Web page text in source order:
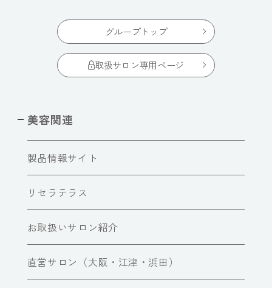
グループトップ
取扱サロン専用ページ
美容関連
製品情報サイト
リセラテラス
お取扱いサロン紹介
直営サロン（大阪・江津・浜田）